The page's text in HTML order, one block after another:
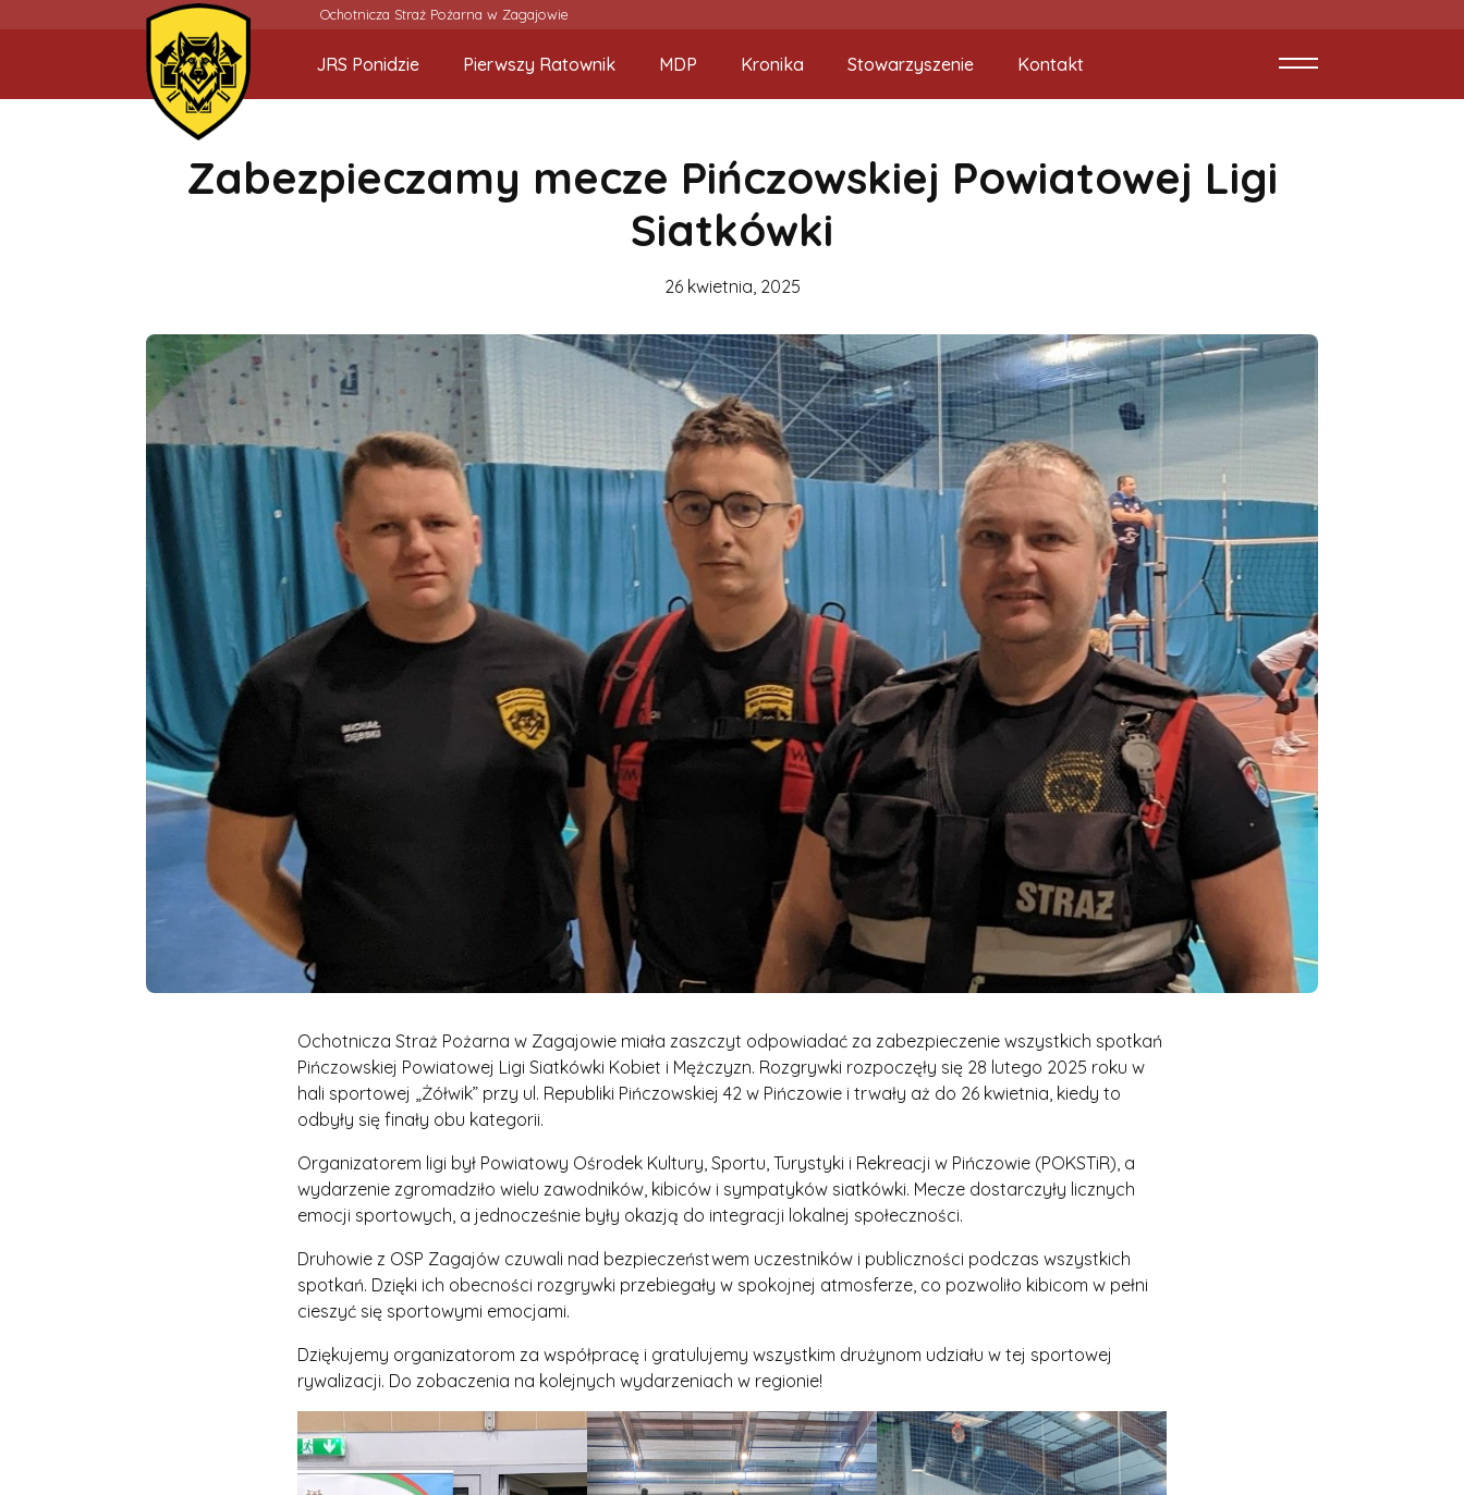
Ochotnicza Straż Pożarna w Zagajowie
JRS Ponidzie Pierwszy Ratownik MDP Kronika Stowarzyszenie Kontakt
Zabezpieczamy mecze Pińczowskiej Powiatowej Ligi
Siatkówki
26 kwietnia, 2025
Ochotnicza Straż Pożarna w Zagajowie miała zaszczyt odpowiadać za zabezpieczenie wszystkich spotkań
Pińczowskiej Powiatowej Ligi Siatkówki Kobiet i Mężczyzn. Rozgrywki rozpoczęły się 28 lutego 2025 roku w
hali sportowej „Żółwik” przy ul. Republiki Pińczowskiej 42 w Pińczowie i trwały aż do 26 kwietnia, kiedy to
odbyły się finały obu kategorii.
Organizatorem ligi był Powiatowy Ośrodek Kultury, Sportu, Turystyki i Rekreacji w Pińczowie (POKSTiR), a
wydarzenie zgromadziło wielu zawodników, kibiców i sympatyków siatkówki. Mecze dostarczyły licznych
emocji sportowych, a jednocześnie były okazją do integracji lokalnej społeczności.
Druhowie z OSP Zagajów czuwali nad bezpieczeństwem uczestników i publiczności podczas wszystkich
spotkań. Dzięki ich obecności rozgrywki przebiegały w spokojnej atmosferze, co pozwoliło kibicom w pełni
cieszyć się sportowymi emocjami.
Dziękujemy organizatorom za współpracę i gratulujemy wszystkim drużynom udziału w tej sportowej
rywalizacji. Do zobaczenia na kolejnych wydarzeniach w regionie!